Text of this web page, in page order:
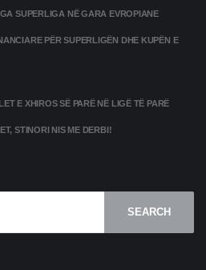
SUPERLIGA NË GARA EVROPIANE
PËR SUPERLIGËN DHE KUPËN E
E XHIROS SË PARË NË LIGË TË PARË
STINORI NIS ME DERBI!
SEARCH